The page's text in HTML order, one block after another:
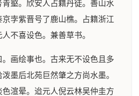
壑。欣安人占籍丹徒。善山水
孛紫晋号了鹿山樵。占籍浙江
不喜设色。兼善草书。
。画绘事也。古来无不设色且多
墨后北苑巨然肇之方尚水墨。
渲晕。迨元人倪云林吴仲圭方